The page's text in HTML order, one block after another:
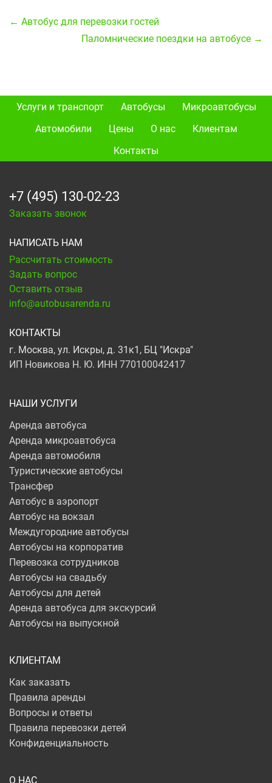
← Автобус для перевозки гостей
Паломнические поездки на автобусе →
Услуги и транспорт Автобусы
Микроавтобусы
Автомобили
Цены О нас
Клиентам
Контакты
+7 (495) 130-02-23
Заказать звонок
НАПИСАТЬ НАМ
Рассчитать стоимость
Задать вопрос
Оставить отзыв
info@autobusarenda.ru
КОНТАКТЫ
г. Москва, ул. Искры, д. 31к1, БЦ "Искра"
ИП Новикова Н. Ю. ИНН 770100042417
НАШИ УСЛУГИ
Аренда автобуса
Аренда микроавтобуса
Аренда автомобиля
Туристические автобусы
Трансфер
Автобус в аэропорт
Автобус на вокзал
Междугородние автобусы
Автобусы на корпоратив
Перевозка сотрудников
Автобусы на свадьбу
Автобусы для детей
Аренда автобуса для экскурсий
Автобусы на выпускной
КЛИЕНТАМ
Как заказать
Правила аренды
Вопросы и ответы
Правила перевозки детей
Конфиденциальность
О НАС